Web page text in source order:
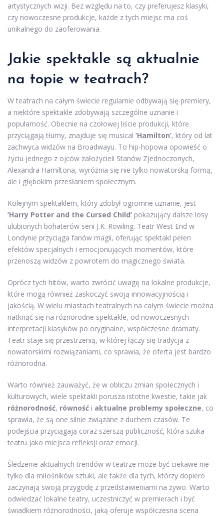
artystycznych wizji. Bez względu na to, czy preferujesz klasyki,
czy nowoczesne produkcje, każde z tych miejsc ma coś
unikalnego do zaoferowania.
Jakie spektakle są aktualnie
na topie w teatrach?
W teatrach na całym świecie regularnie odbywają się premiery,
a niektóre spektakle zdobywają szczególne uznanie i
popularność. Obecnie na czołowej liście produkcji, które
przyciągają tłumy, znajduje się musical ’Hamilton’, który od lat
zachwyca widzów na Broadwayu. To hip-hopowa opowieść o
życiu jednego z ojców założycieli Stanów Zjednoczonych,
Alexandra Hamiltona, wyróżnia się nie tylko nowatorską formą,
ale i głębokim przesłaniem społecznym.
Kolejnym spektaklem, który zdobył ogromne uznanie, jest
’Harry Potter and the Cursed Child’ pokazujący dalsze losy
ulubionych bohaterów serii J.K. Rowling. Teatr West End w
Londynie przyciąga fanów magii, oferując spektakl pełen
efektów specjalnych i emocjonujących momentów, które
przenoszą widzów z powrotem do magicznego świata.
Oprócz tych hitów, warto zwrócić uwagę na lokalne produkcje,
które mogą również zaskoczyć swoją innowacyjnością i
jakością. W wielu miastach teatralnych na całym świecie można
natknąć się na różnorodne spektakle, od nowoczesnych
interpretacji klasyków po oryginalne, współczesne dramaty.
Teatr staje się przestrzenią, w której łączy się tradycja z
nowatorskimi rozwiązaniami, co sprawia, że oferta jest bardzo
różnorodna.
Warto również zauważyć, że w obliczu zmian społecznych i
kulturowych, wiele spektakli porusza istotne kwestie, takie jak
różnorodność, równość i aktualne problemy społeczne, co
sprawia, że są one silnie związane z duchem czasów. Te
podejścia przyciągają coraz szerszą publiczność, która szuka
teatru jako miejsca refleksji oraz emocji.
Śledzenie aktualnych trendów w teatrze może być ciekawe nie
tylko dla miłośników sztuki, ale także dla tych, którzy dopiero
zaczynają swoją przygodę z przedstawieniami na żywo. Warto
odwiedzać lokalne teatry, uczestniczyć w premierach i być
świadkiem różnorodności, jaką oferuje współczesna scena